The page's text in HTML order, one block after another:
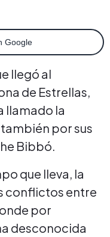
Google
llegó al
de Estrellas,
llamado la
por sus
Bibbó.
que lleva, la
conflictos entre
por
desconocida